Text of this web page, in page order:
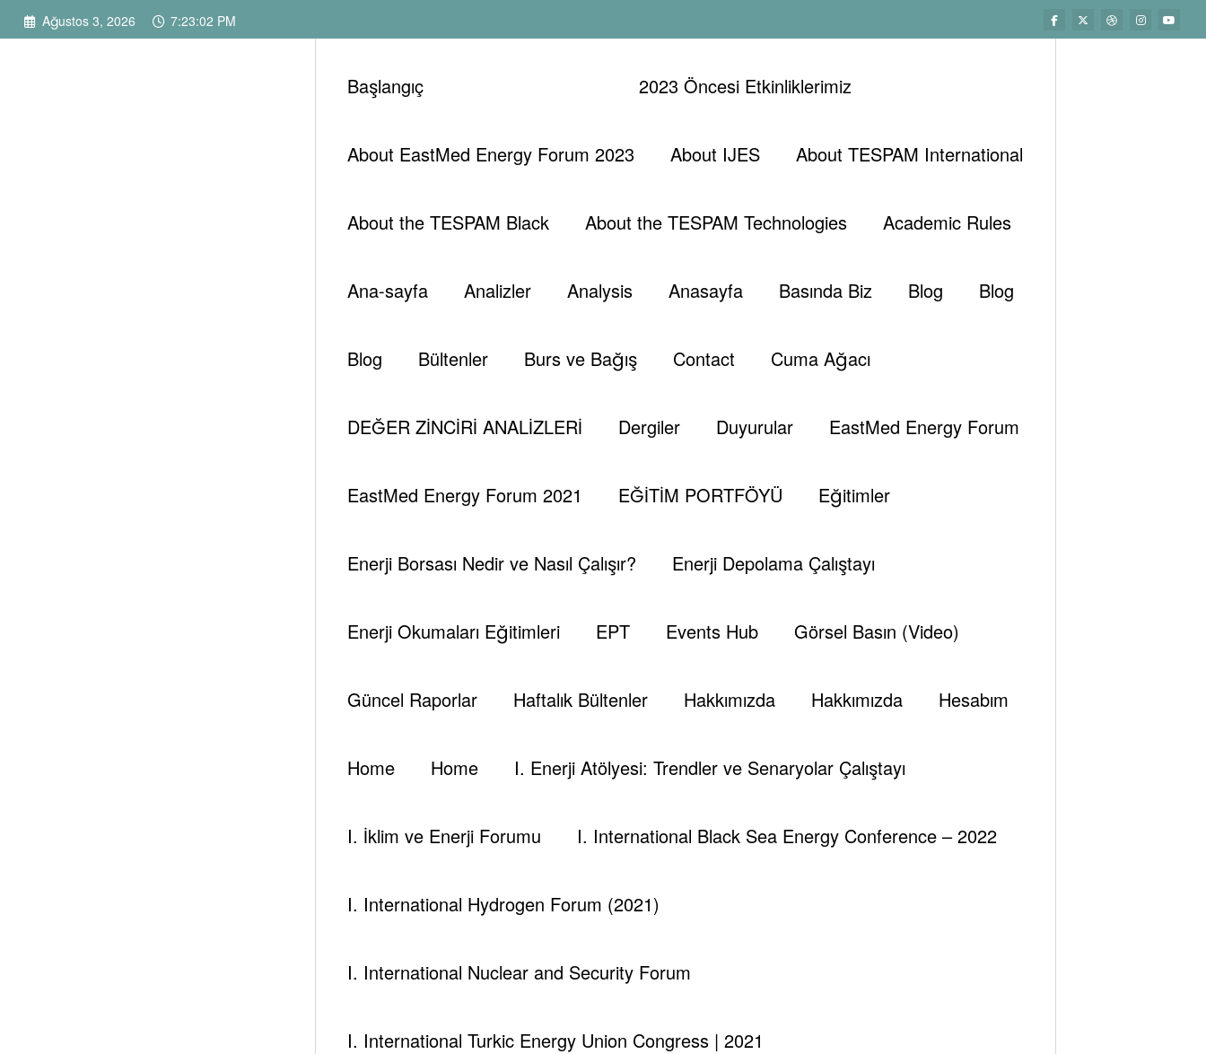
İçeriğe Ağustos 3, 2026 7:23:03 PM
Başlangıç 2023 Öncesi Etkinliklerimiz
About EastMed Energy Forum 2023 About IJES About TESPAM International
About the TESPAM Black About the TESPAM Technologies Academic Rules
Ana-sayfa Analizler Analysis Anasayfa Basında Biz Blog Blog
Blog Bültenler Burs ve Bağış Contact Cuma Ağacı
DEĞER ZİNCİRİ ANALİZLERİ Dergiler Duyurular EastMed Energy Forum
EastMed Energy Forum 2021 EĞİTİM PORTFÖYÜ Eğitimler
Enerji Borsası Nedir ve Nasıl Çalışır? Enerji Depolama Çalıştayı
Enerji Okumaları Eğitimleri EPT Events Hub Görsel Basın (Video)
Güncel Raporlar Haftalık Bültenler Hakkımızda Hakkımızda Hesabım
Home Home I. Enerji Atölyesi: Trendler ve Senaryolar Çalıştayı
I. İklim ve Enerji Forumu I. International Black Sea Energy Conference – 2022
I. International Hydrogen Forum (2021)
I. International Nuclear and Security Forum
I. International Turkic Energy Union Congress | 2021